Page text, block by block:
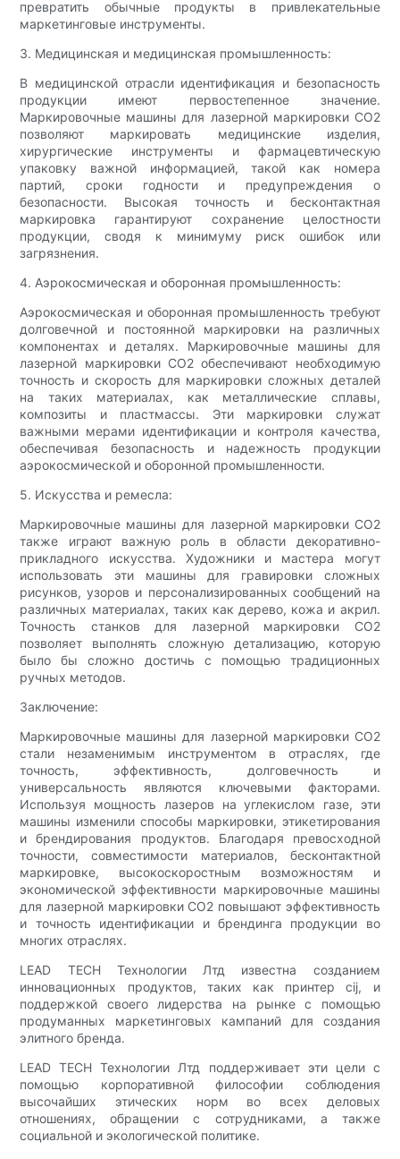
превратить обычные продукты в привлекательные
маркетинговые инструменты.
3. Медицинская и медицинская промышленность:
В медицинской отрасли идентификация и безопасность
продукции имеют первостепенное значение.
Маркировочные машины для лазерной маркировки CO2
позволяют маркировать медицинские изделия,
хирургические инструменты и фармацевтическую
упаковку важной информацией, такой как номера
партий, сроки годности и предупреждения о
безопасности. Высокая точность и бесконтактная
маркировка гарантируют сохранение целостности
продукции, сводя к минимуму риск ошибок или
загрязнения.
4. Аэрокосмическая и оборонная промышленность:
Аэрокосмическая и оборонная промышленность требуют
долговечной и постоянной маркировки на различных
компонентах и ​​деталях. Маркировочные машины для
лазерной маркировки CO2 обеспечивают необходимую
точность и скорость для маркировки сложных деталей
на таких материалах, как металлические сплавы,
композиты и пластмассы. Эти маркировки служат
важными мерами идентификации и контроля качества,
обеспечивая безопасность и надежность продукции
аэрокосмической и оборонной промышленности.
5. Искусства и ремесла:
Маркировочные машины для лазерной маркировки CO2
также играют важную роль в области декоративно-
прикладного искусства. Художники и мастера могут
использовать эти машины для гравировки сложных
рисунков, узоров и персонализированных сообщений на
различных материалах, таких как дерево, кожа и акрил.
Точность станков для лазерной маркировки CO2
позволяет выполнять сложную детализацию, которую
было бы сложно достичь с помощью традиционных
ручных методов.
Заключение:
Маркировочные машины для лазерной маркировки CO2
стали незаменимым инструментом в отраслях, где
точность, эффективность, долговечность и
универсальность являются ключевыми факторами.
Используя мощность лазеров на углекислом газе, эти
машины изменили способы маркировки, этикетирования
и брендирования продуктов. Благодаря превосходной
точности, совместимости материалов, бесконтактной
маркировке, высокоскоростным возможностям и
экономической эффективности маркировочные машины
для лазерной маркировки CO2 повышают эффективность
и точность идентификации и брендинга продукции во
многих отраслях.
LEAD TECH Технологии Лтд известна созданием
инновационных продуктов, таких как принтер cij, и
поддержкой своего лидерства на рынке с помощью
продуманных маркетинговых кампаний для создания
элитного бренда.
LEAD TECH Технологии Лтд поддерживает эти цели с
помощью корпоративной философии соблюдения
высочайших этических норм во всех деловых
отношениях, обращении с сотрудниками, а также
социальной и экологической политике.